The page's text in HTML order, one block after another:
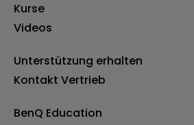
Kurse
Videos
Unterstützung erhalten
Kontakt Vertrieb
BenQ Education